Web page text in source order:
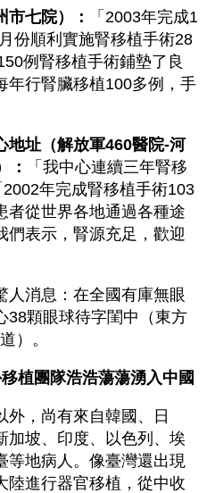
七院）：
「2003年完成1
份順利實施腎移植手術28
例腎移植手術鋪墊了良
行腎臟移植100多例，手
地址（解放軍460醫院-河
：
「我中心連續三年腎移
年完成腎移植手術103
從世界各地通過各種途
們表示，腎源充足，歡迎
人消息：在全國有庫無眼
38顆眼球待字閨中（東方
）。
植團隊浩浩蕩蕩湧入中國
外，尚有來自韓國、日
加坡、印度、以色列、埃
等地病人。像臺灣還出現
陸進行器官移植，從中收